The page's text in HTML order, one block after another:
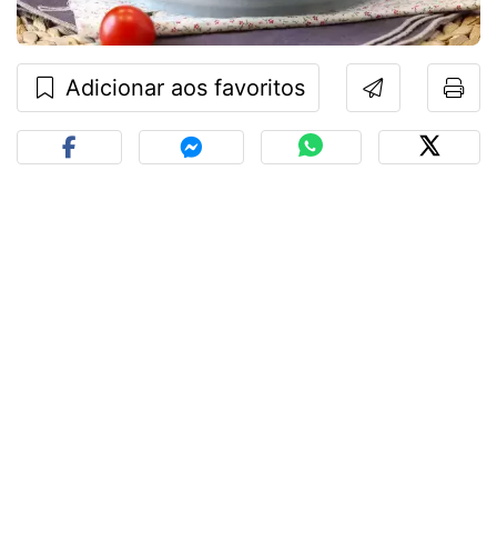
Adicionar aos favoritos